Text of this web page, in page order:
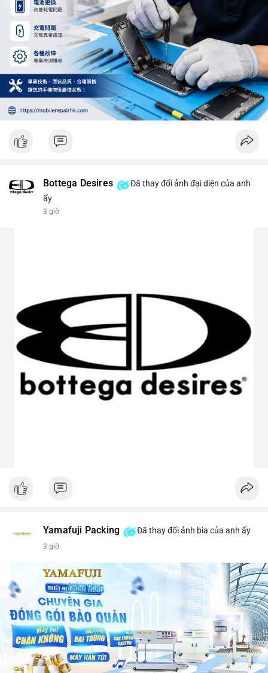
Bottega Desires
Đã thay đổi ảnh đại diện của anh
ấy
3 giờ
Yamafuji Packing Đã thay đổi ảnh bìa của anh ấy
3 giờ